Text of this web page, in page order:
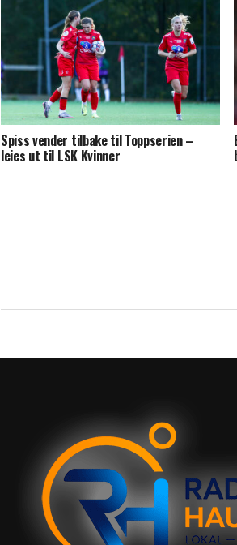
Spiss vender tilbake til Toppserien –
leies ut til LSK Kvinner